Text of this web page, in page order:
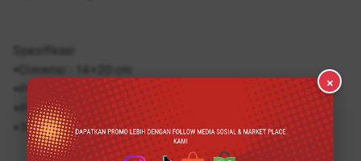
Spesifikasi
•Dimensi : 14x20 cm
•Penulis : D. Roch Ediyanto
•Penerbit : Bukunesia
•Terbit : 2023
×